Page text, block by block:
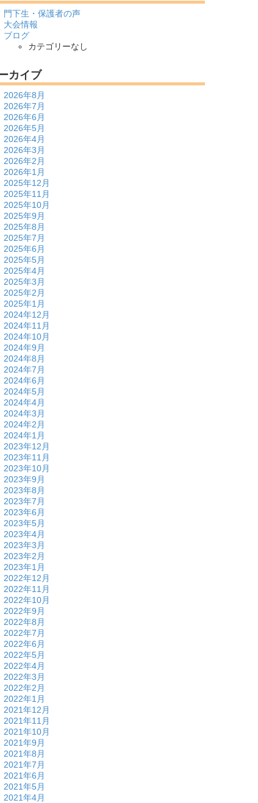
門下生・保護者の声
大会情報
ブログ
カテゴリーなし
カイブ
2026年8月
2026年7月
2026年6月
2026年5月
2026年4月
2026年3月
2026年2月
2026年1月
2025年12月
2025年11月
2025年10月
2025年9月
2025年8月
2025年7月
2025年6月
2025年5月
2025年4月
2025年3月
2025年2月
2025年1月
2024年12月
2024年11月
2024年10月
2024年9月
2024年8月
2024年7月
2024年6月
2024年5月
2024年4月
2024年3月
2024年2月
2024年1月
2023年12月
2023年11月
2023年10月
2023年9月
2023年8月
2023年7月
2023年6月
2023年5月
2023年4月
2023年3月
2023年2月
2023年1月
2022年12月
2022年11月
2022年10月
2022年9月
2022年8月
2022年7月
2022年6月
2022年5月
2022年4月
2022年3月
2022年2月
2022年1月
2021年12月
2021年11月
2021年10月
2021年9月
2021年8月
2021年7月
2021年6月
2021年5月
2021年4月